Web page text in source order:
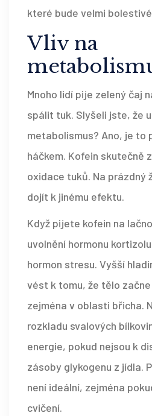
které bude velmi
Vliv na
Mnoho lidí pije zelený čaj
spálit tuk. Slyšeli jste, že
metabolismus? Ano, je to
háčkem. Kofein skutečně
oxidace tuků. Na prázdný
dojít k jinému efektu.
Když pijete kofein na
uvolnění hormonu
hormon stresu. Vyšší
vést k tomu, že tělo
zejména v oblasti břicha.
rozkladu svalových
energie, pokud nejsou k
zásoby glykogenu z jídla.
není ideální, zejména
cvičení.